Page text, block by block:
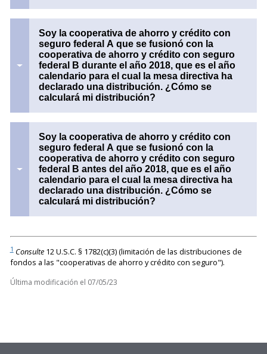
Soy la cooperativa de ahorro y crédito con
seguro federal A que se fusionó con la
cooperativa de ahorro y crédito con seguro
federal B durante el año 2018, que es el año
calendario para el cual la mesa directiva ha
declarado una distribución. ¿Cómo se
calculará mi distribución?
Soy la cooperativa de ahorro y crédito con
seguro federal A que se fusionó con la
cooperativa de ahorro y crédito con seguro
federal B antes del año 2018, que es el año
calendario para el cual la mesa directiva ha
declarado una distribución. ¿Cómo se
calculará mi distribución?
1 Consulte12 U.S.C. § 1782(c)(3) (limitación de las distribuciones de
fondos a las "cooperativas de ahorro y crédito con seguro").
Última modificación el 07/05/23